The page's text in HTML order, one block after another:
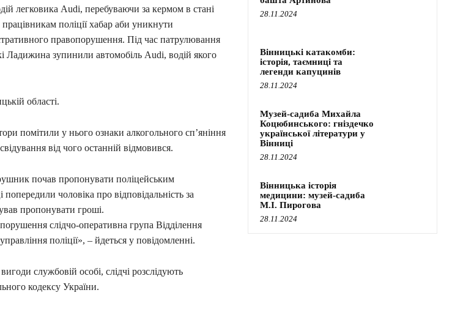
легковика Audi, перебуваючи за кермом в стані
поліції хабар аби уникнути
правопорушення. Під час патрулювання
Ладижина зупинили автомобіль Audi, водій якого
області.
помітили у нього ознаки алкогольного сп’яніння
від чого останній відмовився.
почав пропонувати поліцейським
чоловіка про відповідальність за
пропонувати гроші.
слідчо-оперативна група Відділення
поліції», – йдеться у повідомленні.
службовій особі, слідчі розслідують
кодексу України.
28.11.2024
Вінницькі катакомби:
історія, таємниці та
легенди капуцинів
28.11.2024
Музей-садиба Михайла
Коцюбинського: гніздечко
української літератури у
Вінниці
28.11.2024
Вінницька історія
медицини: музей-садиба
М.І. Пирогова
28.11.2024